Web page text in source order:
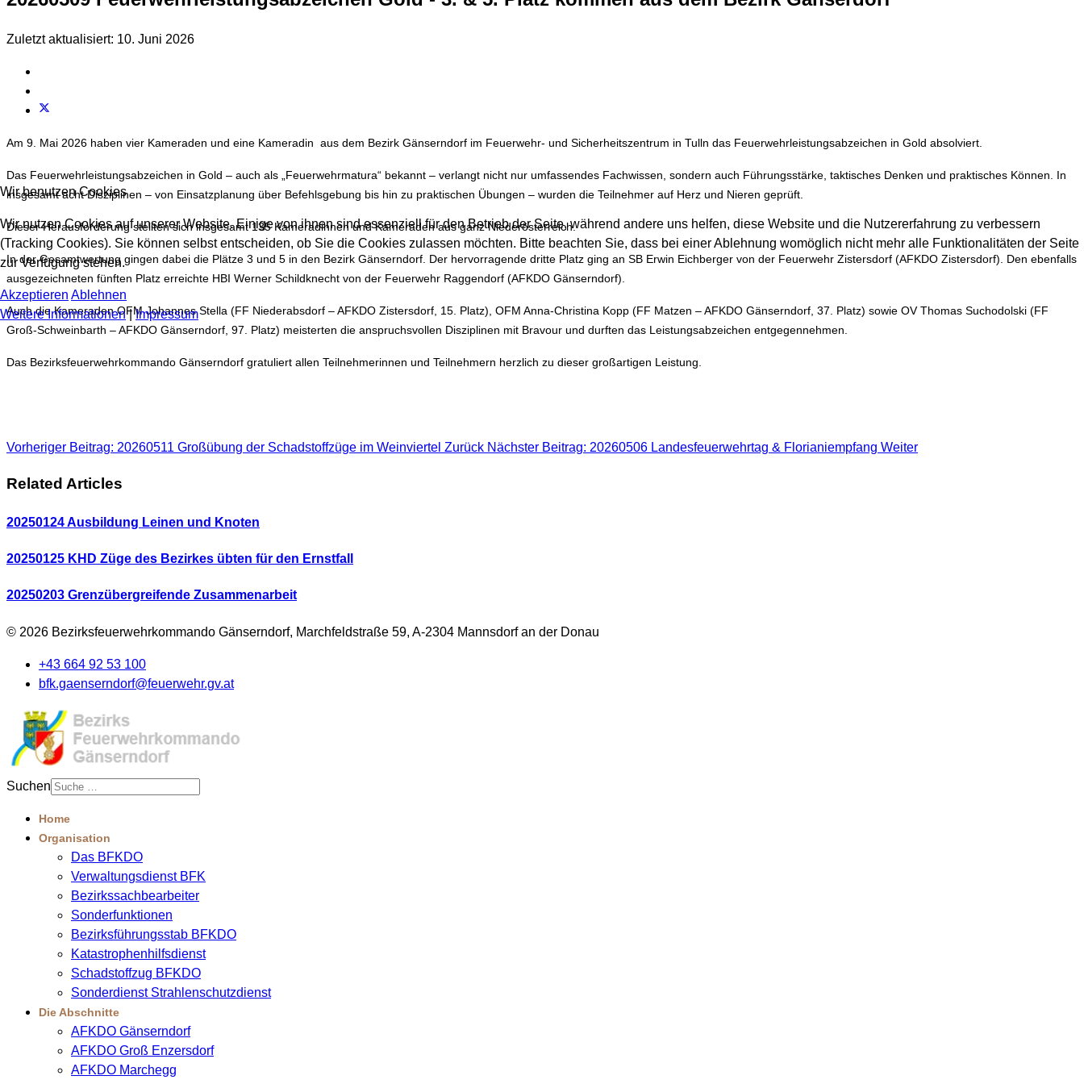
Zuletzt aktualisiert: 10. Juni 2026
Am 9. Mai 2026 haben vier Kameraden und eine Kameradin aus dem Bezirk Gänserndorf im Feuerwehr- und Sicherheitszentrum in Tulln das Feuerwehrleistungsabzeichen in Gold absolviert.
Das Feuerwehrleistungsabzeichen in Gold – auch als „Feuerwehrmatura“ bekannt – verlangt nicht nur umfassendes Fachwissen, sondern auch Führungsstärke, taktisches Denken und praktisches Können. In
insgesamt acht Disziplinen – von Einsatzplanung über Befehlsgebung bis hin zu praktischen Übungen – wurden die Teilnehmer auf Herz und Nieren geprüft.
Dieser Herausforderung stellten sich insgesamt 135 Kameradinnen und Kameraden aus ganz Niederösterreich.
In der Gesamtwertung gingen dabei die Plätze 3 und 5 in den Bezirk Gänserndorf. Der hervorragende dritte Platz ging an SB Erwin Eichberger von der Feuerwehr Zistersdorf (AFKDO Zistersdorf). Den ebenfalls
ausgezeichneten fünften Platz erreichte HBI Werner Schildknecht von der Feuerwehr Raggendorf (AFKDO Gänserndorf).
Auch die Kameraden OFM Johannes Stella (FF Niederabsdorf – AFKDO Zistersdorf, 15. Platz), OFM Anna-Christina Kopp (FF Matzen – AFKDO Gänserndorf, 37. Platz) sowie OV Thomas Suchodolski (FF
Groß-Schweinbarth – AFKDO Gänserndorf, 97. Platz) meisterten die anspruchsvollen Disziplinen mit Bravour und durften das Leistungsabzeichen entgegennehmen.
Das Bezirksfeuerwehrkommando Gänserndorf gratuliert allen Teilnehmerinnen und Teilnehmern herzlich zu dieser großartigen Leistung.
Vorheriger Beitrag: 20260511 Großübung der Schadstoffzüge im Weinviertel Zurück Nächster Beitrag: 20260506 Landesfeuerwehrtag & Florianiempfang Weiter
Related Articles
20250124 Ausbildung Leinen und Knoten
20250125 KHD Züge des Bezirkes übten für den Ernstfall
20250203 Grenzübergreifende Zusammenarbeit
© 2026 Bezirksfeuerwehrkommando Gänserndorf, Marchfeldstraße 59, A-2304 Mannsdorf an der Donau
+43 664 92 53 100
bfk.gaenserndorf@feuerwehr.gv.at
Suchen
Home
Organisation
Das BFKDO
Verwaltungsdienst BFK
Bezirkssachbearbeiter
Sonderfunktionen
Bezirksführungsstab BFKDO
Katastrophenhilfsdienst
Schadstoffzug BFKDO
Sonderdienst Strahlenschutzdienst
Die Abschnitte
AFKDO Gänserndorf
AFKDO Groß Enzersdorf
AFKDO Marchegg
Wir benutzen Cookies
Wir nutzen Cookies auf unserer Website. Einige von ihnen sind essenziell für den Betrieb der Seite, während andere uns helfen, diese Website und die Nutzererfahrung zu verbessern
(Tracking Cookies). Sie können selbst entscheiden, ob Sie die Cookies zulassen möchten. Bitte beachten Sie, dass bei einer Ablehnung womöglich nicht mehr alle Funktionalitäten der Seite
zur Verfügung stehen.
Akzeptieren Ablehnen
Weitere Informationen|Impressum